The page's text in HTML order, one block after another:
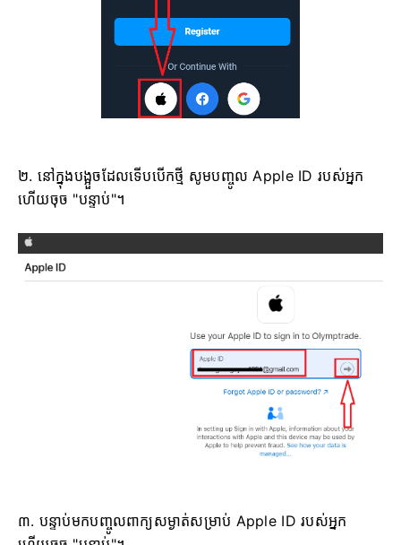
២. នៅក្នុងបង្អួចដែលទើបបើកថ្មី សូមបញ្ចូល Apple ID របស់អ្នក
ហើយចុច "បន្ទាប់"។
៣. បន្ទាប់មកបញ្ចូលពាក្យសម្ងាត់សម្រាប់ Apple ID របស់អ្នក